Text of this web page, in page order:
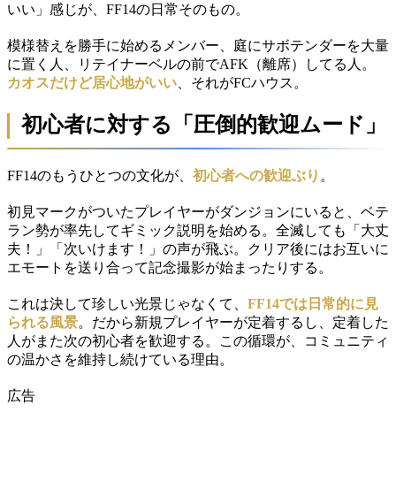
いい」感じが、FF14の日常そのもの。
模様替えを勝手に始めるメンバー、庭にサボテンダーを大量
に置く人、リテイナーベルの前でAFK（離席）してる人。
カオスだけど居心地がいい 、それがFCハウス。
初心者に対する「圧倒的歓迎ムード」
FF14のもうひとつの文化が、 初心者への歓迎ぶり 。
初見マークがついたプレイヤーがダンジョンにいると、ベテ
ラン勢が率先してギミック説明を始める。全滅しても「大丈
夫！」「次いけます！」の声が飛ぶ。クリア後にはお互いに
エモートを送り合って記念撮影が始まったりする。
これは決して珍しい光景じゃなくて、 FF14では日常的に見
られる風景。だから新規プレイヤーが定着するし、定着した
人がまた次の初心者を歓迎する。この循環が、コミュニティ
の温かさを維持し続けている理由。
広告